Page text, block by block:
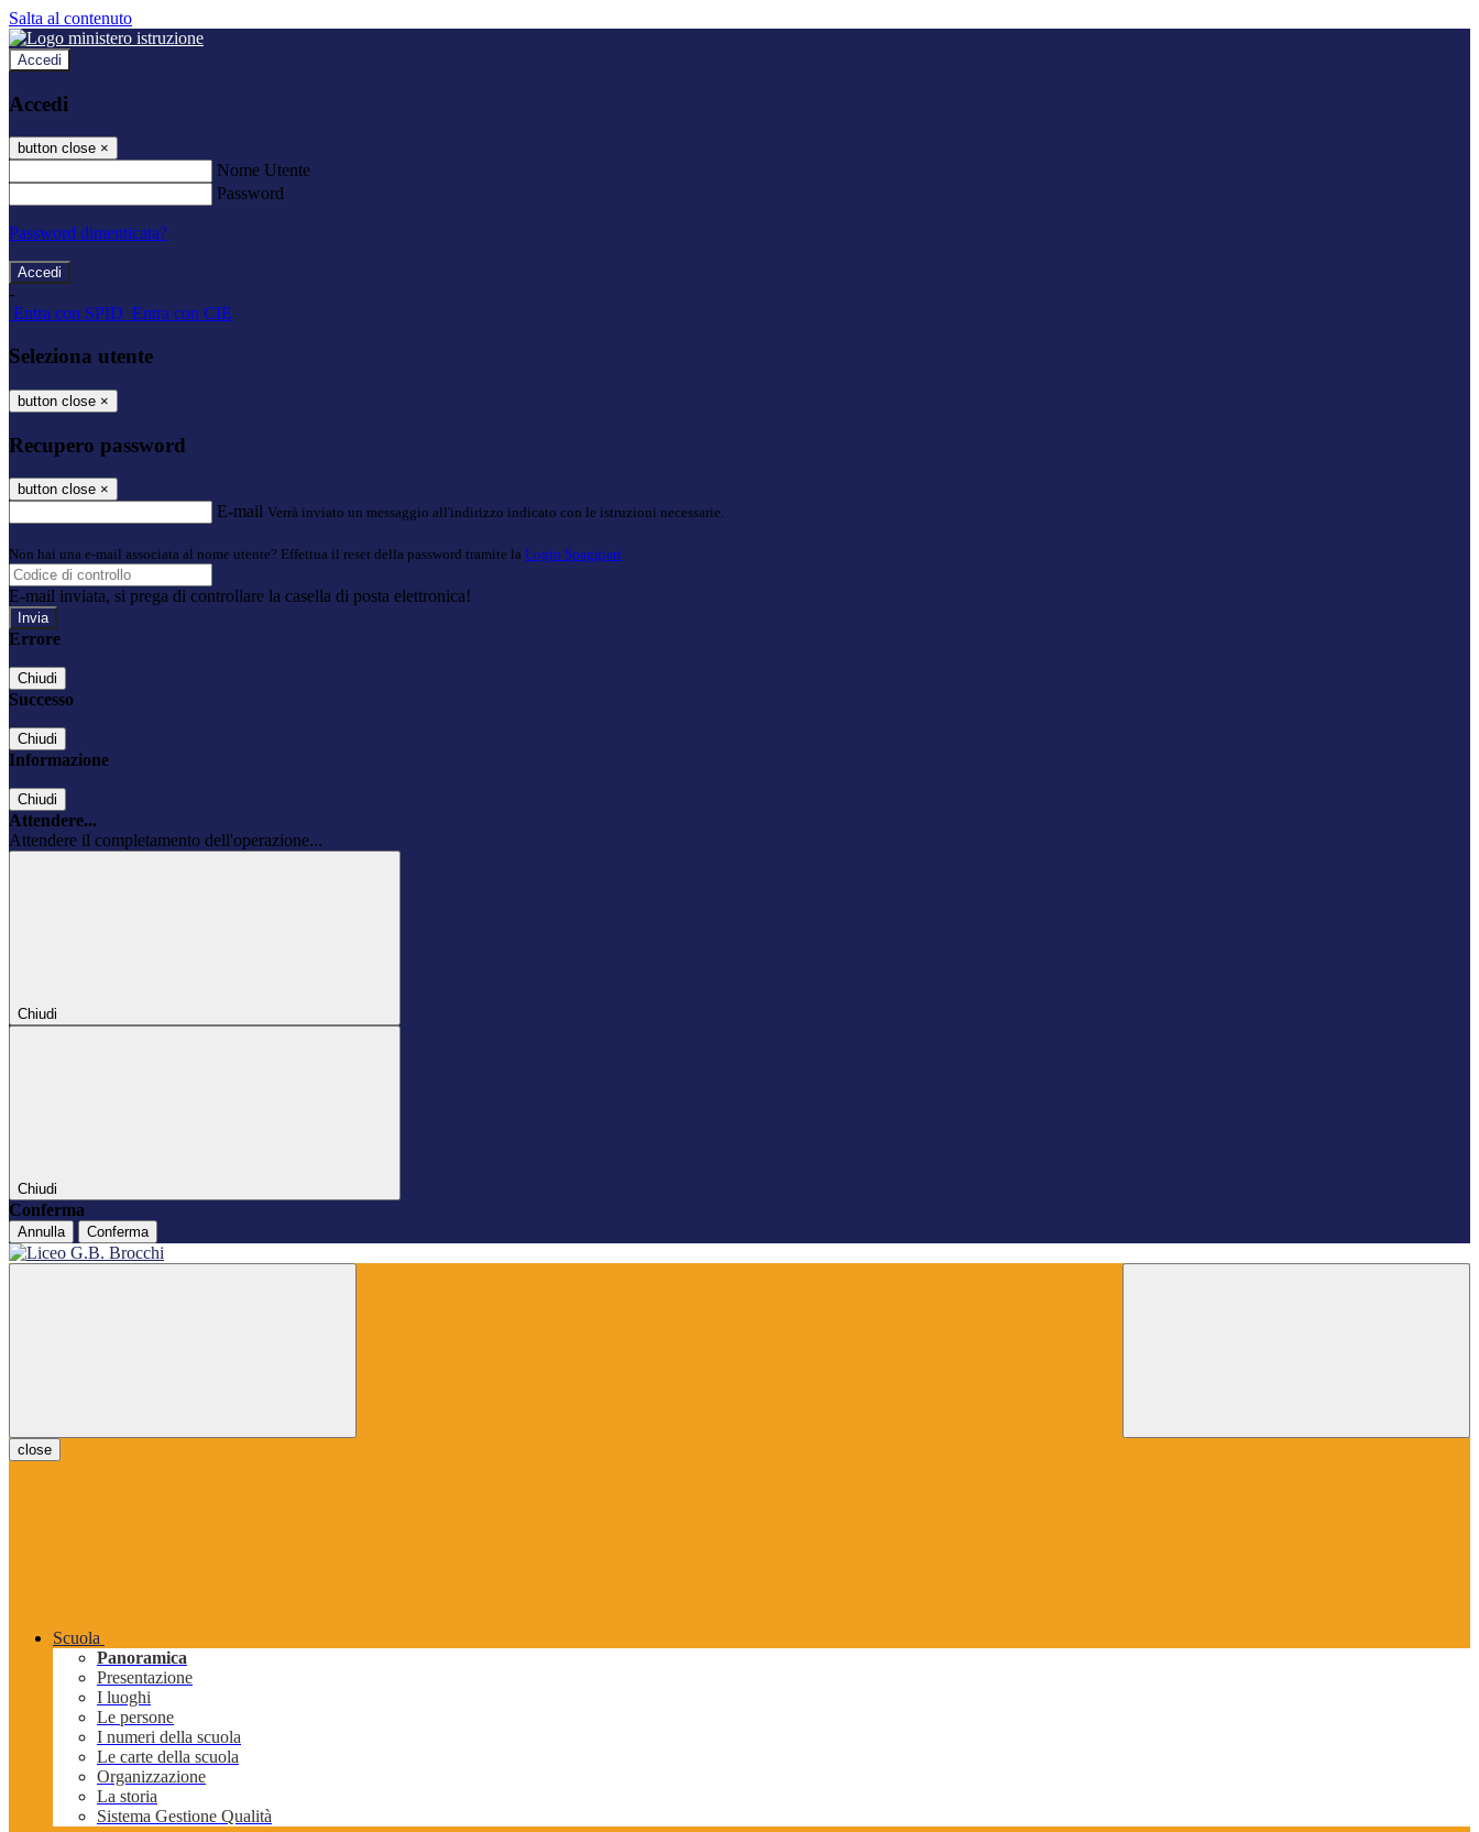
Salta al contenuto
Accedi
Accedi
button close ×
Nome Utente
Password
Password dimenticata?
-
Entra con SPID Entra con CIE
Seleziona utente
button close ×
Recupero password
button close ×
E-mail Verrà inviato un messaggio all'indirizzo indicato con le istruzioni necessarie.
Non hai una e-mail associata al nome utente? Effettua il reset della password tramite la Login Spaggiari
E-mail inviata, si prega di controllare la casella di posta elettronica!
Errore
Chiudi
Successo
Chiudi
Informazione
Chiudi
Attendere...
Attendere il completamento dell'operazione...
Chiudi
Chiudi
Conferma
Annulla Conferma
close
Scuola
Panoramica
Presentazione
I luoghi
Le persone
I numeri della scuola
Le carte della scuola
Organizzazione
La storia
Sistema Gestione Qualità